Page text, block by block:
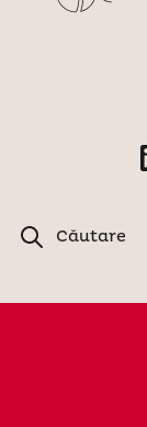
Căutare